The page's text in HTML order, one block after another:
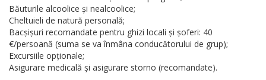
Băuturile alcoolice și nealcoolice;
Cheltuieli de natură personală;
Bacșișuri recomandate pentru ghizi locali și șoferi: 40
€/persoană (suma se va înmâna conducătorului de grup);
Excursiile opționale;
Asigurare medicală și asigurare storno (recomandate).